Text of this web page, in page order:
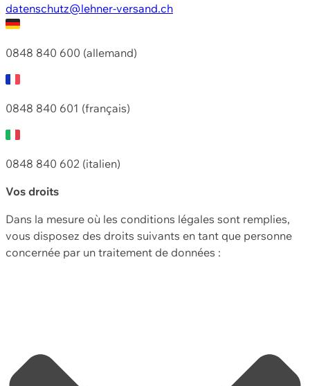
datenschutz@lehner-versand.ch
0848 840 600 (allemand)
0848 840 601 (français)
0848 840 602 (italien)
Vos droits
Dans la mesure où les conditions légales sont remplies,
vous disposez des droits suivants en tant que personne
concernée par un traitement de données :